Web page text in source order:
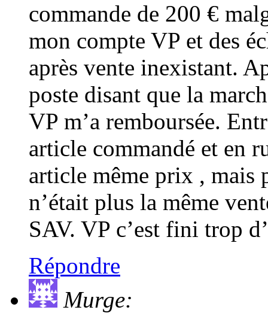
commande de 200 €
mon compte VP et des
après vente inexistant.
poste disant que la
VP m’a remboursée.
article commandé et en
article même prix , mais
n’était plus la même
SAV. VP c’est fini trop
Répondre
Murge: